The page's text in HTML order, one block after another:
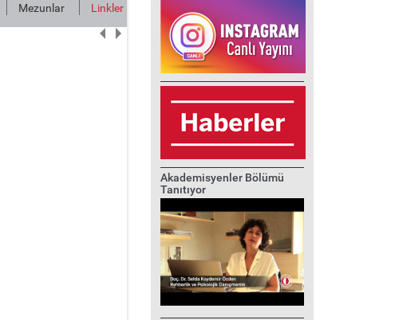
Mezunlar Linkler
Akademisyenler Bölümü
Tanıtıyor